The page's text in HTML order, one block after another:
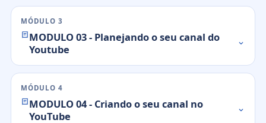
MÓDULO 3
MODULO 03 - Planejando o seu canal do
Youtube
MÓDULO 4
MODULO 04 - Criando o seu canal no
YouTube